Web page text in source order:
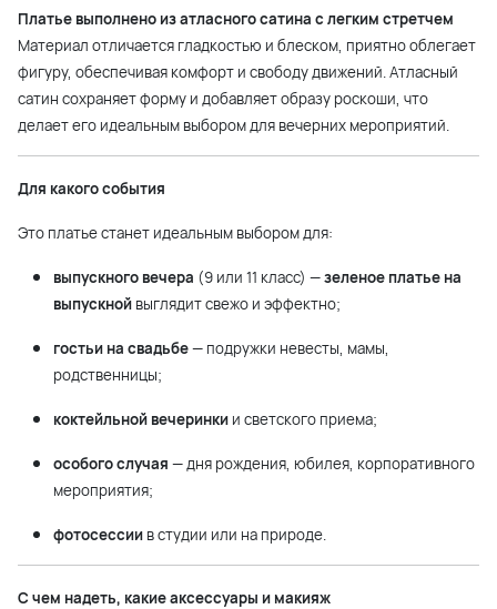
Платье выполнено из атласного сатина с легким стретчем
Материал отличается гладкостью и блеском, приятно облегает
фигуру, обеспечивая комфорт и свободу движений. Атласный
сатин сохраняет форму и добавляет образу роскоши, что
делает его идеальным выбором для вечерних мероприятий.
Для какого события
Это платье станет идеальным выбором для:
выпускного вечера (9 или 11 класс) —зеленое платье на
выпускной выглядит свежо и эффектно;
гостьи на свадьбе— подружки невесты, мамы,
родственницы;
коктейльной вечеринки и светского приема;
особого случая — дня рождения, юбилея, корпоративного
мероприятия;
фотосессии в студии или на природе.
С чем надеть, какие аксессуары и макияж